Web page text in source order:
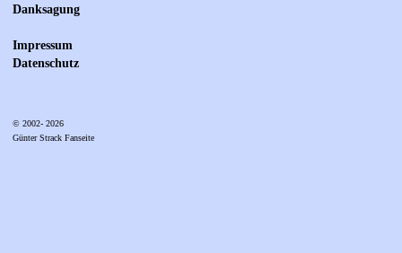
Danksagung
Impressum
Datenschutz
© 2002- 2026
Günter Strack Fanseite